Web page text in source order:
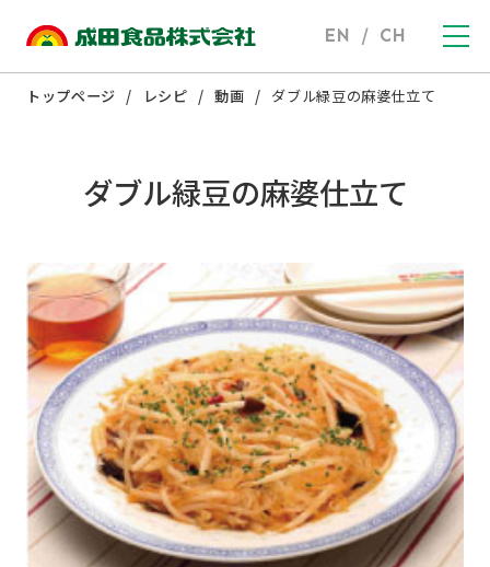
EN / CH
トップページ レシピ 動画 ダブル緑豆の麻婆仕立て
ダブル緑豆の麻婆仕立て